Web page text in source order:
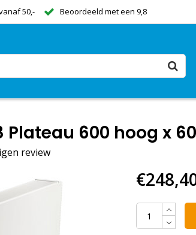
50,- Beoordeeld met een 9,8
600 hoog x
review